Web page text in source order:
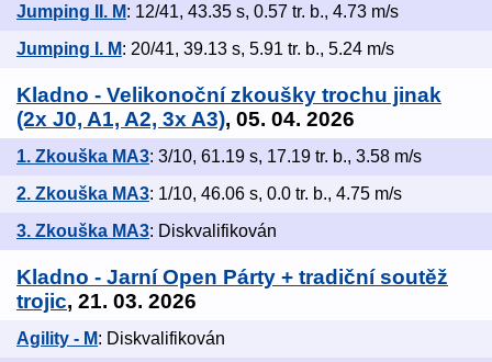
Jumping II. M: 12/41, 43.35 s, 0.57 tr. b., 4.73 m/s
Jumping I. M: 20/41, 39.13 s, 5.91 tr. b., 5.24 m/s
Kladno - Velikonoční zkoušky trochu jinak
(2x J0, A1, A2, 3x A3), 05. 04. 2026
1. Zkouška MA3: 3/10, 61.19 s, 17.19 tr. b., 3.58 m/s
2. Zkouška MA3: 1/10, 46.06 s, 0.0 tr. b., 4.75 m/s
3. Zkouška MA3: Diskvalifikován
Kladno - Jarní Open Párty + tradiční soutěž
trojic, 21. 03. 2026
Agility - M: Diskvalifikován